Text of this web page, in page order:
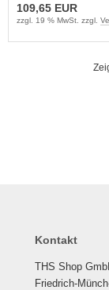
109,65 EUR
zzgl. 19 % MwSt. zzgl.
Kontakt
THS Shop
Friedrich-